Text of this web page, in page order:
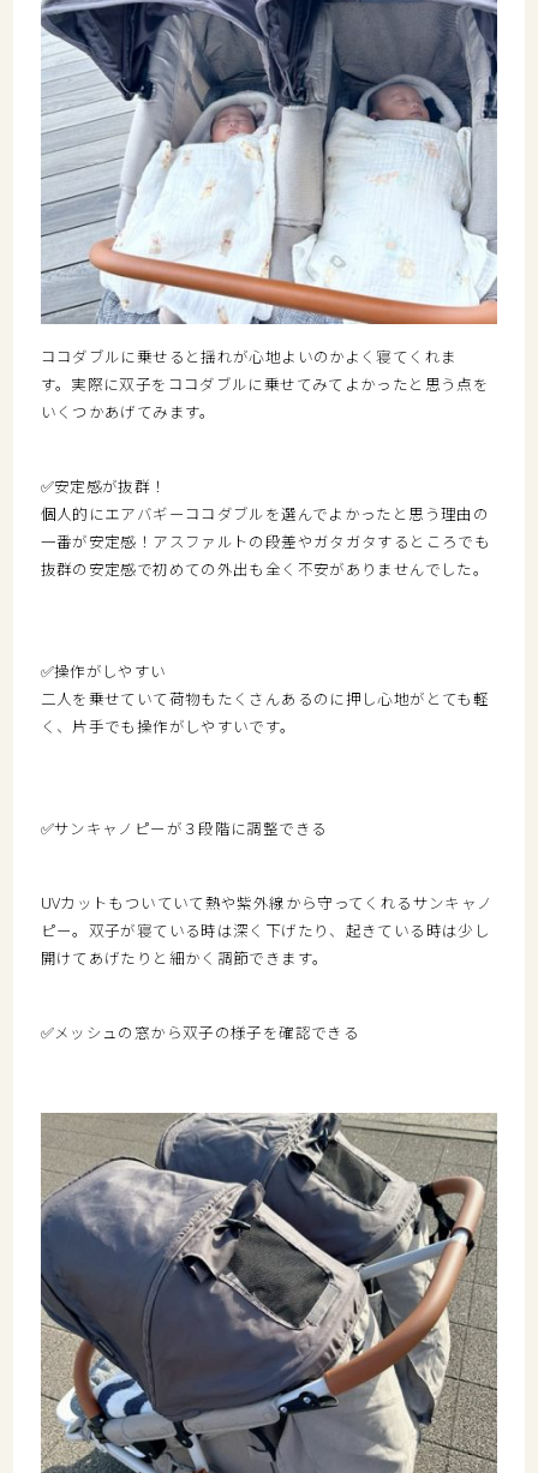
ココダブルに乗せると揺れが心地よいのかよく寝てくれま
す。 実際に双子をココダブルに乗せてみてよかったと思う点を
いくつかあげてみます。
✅安定感が抜群！
個人的にエアバギーココダブルを選んでよかったと思う理由の
一番が安定感！アスファルトの段差やガタガタするところでも
抜群の安定感で初めての外出も全く不安がありませんでした。
✅操作がしやすい
二人を乗せていて荷物もたくさんあるのに押し心地がとても軽
く、片手でも操作がしやすいです。
✅サンキャノピーが３段階に調整できる
UVカットもついていて熱や紫外線から守ってくれるサンキャノ
ピー。双子が寝ている時は深く下げたり、起きている時は少し
開けてあげたりと細かく調節できます。
✅メッシュの窓から双子の様子を確認できる